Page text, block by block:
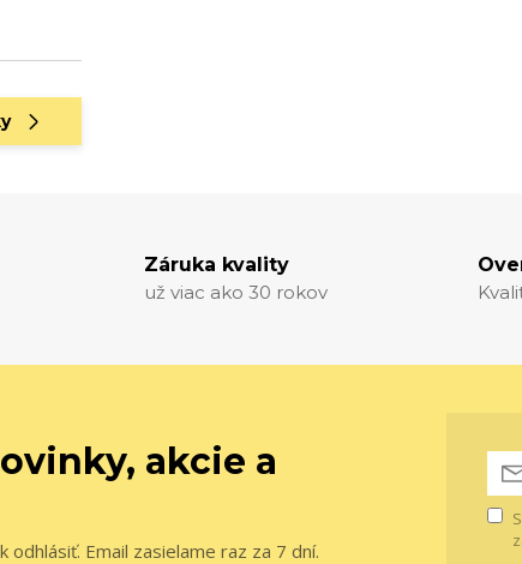
Záruka kvality
už viac ako 30 rokov
akcie a
odhlásiť. Email zasielame raz za 7 dní.